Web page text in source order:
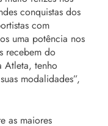
conquistas dos
com
uma potência nos
recebem do
Atleta, tenho
modalidades”,
as maiores